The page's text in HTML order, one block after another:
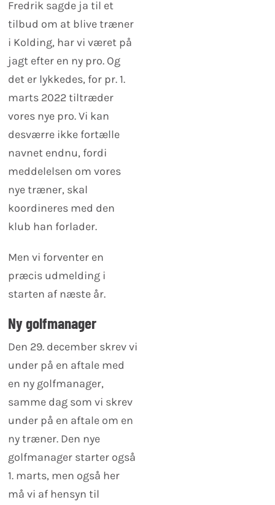
Fredrik sagde ja til et
tilbud om at blive træner
i Kolding, har vi været på
jagt efter en ny pro. Og
det er lykkedes, for pr. 1.
marts 2022 tiltræder
vores nye pro. Vi kan
desværre ikke fortælle
navnet endnu, fordi
meddelelsen om vores
nye træner, skal
koordineres med den
klub han forlader.
Men vi forventer en
præcis udmelding i
starten af næste år.
Ny golfmanager
Den 29. december skrev vi
under på en aftale med
en ny golfmanager,
samme dag som vi skrev
under på en aftale om en
ny træner. Den nye
golfmanager starter også
1. marts, men også her
må vi af hensyn til